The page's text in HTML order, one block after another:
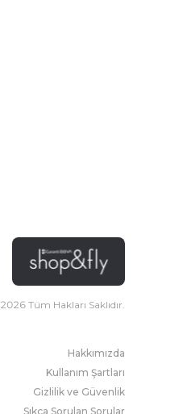
2026 Tüm Hakları Saklıdır.
Hakkımızda
Kullanım Şartları
Gizlilik ve Güvenlik
Sıkça Sorulan Sorular